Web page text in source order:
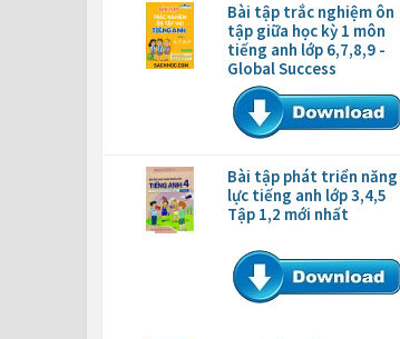
Bài tập trắc nghiệm ôn
tập giữa học kỳ 1 môn
tiếng anh lớp 6,7,8,9 -
Global Success
Bài tập phát triển năng
lực tiếng anh lớp 3,4,5
Tập 1,2 mới nhất